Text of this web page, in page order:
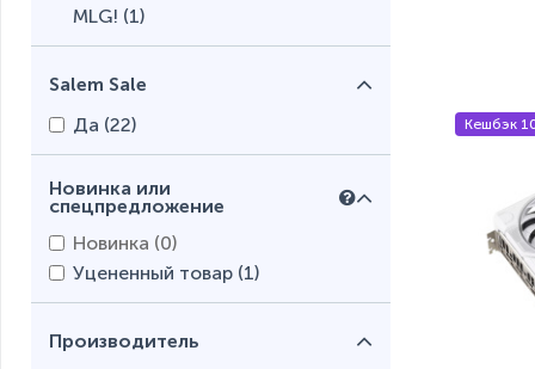
MLG! (1)
Salem Sale
Да (22)
Новинка или
спецпредложение
Новинка (0)
Уцененный товар (1)
Производитель
Кешбэк